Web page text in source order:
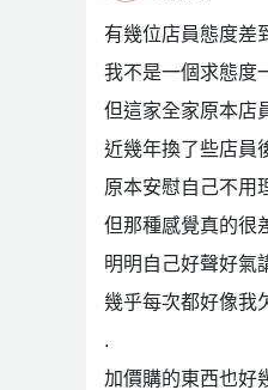
有幾位店員態度差
我不是一個求態度
但這家全家原本店
近幾年換了些店員
原本安慰自己不用
但那種感覺真的很
明明自己好聲好氣
幾乎每次都好像我
.
加價購的東西也好